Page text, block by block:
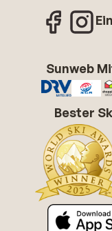
Sunweb
Bester